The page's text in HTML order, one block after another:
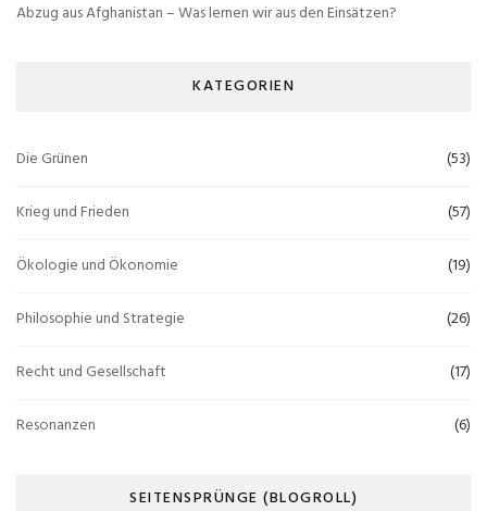
Abzug aus Afghanistan – Was lernen wir aus den Einsätzen?
KATEGORIEN
Die Grünen (53)
Krieg und Frieden (57)
Ökologie und Ökonomie (19)
Philosophie und Strategie (26)
Recht und Gesellschaft (17)
Resonanzen (6)
SEITENSPRÜNGE (BLOGROLL)